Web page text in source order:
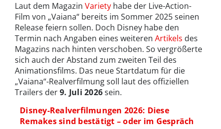
Laut dem Magazin Variety habe der Live-Action-
Film von „Vaiana“ bereits im Sommer 2025 seinen
Release feiern sollen. Doch Disney habe den
Termin nach Angaben eines weiteren Artikels des
Magazins nach hinten verschoben. So vergrößerte
sich auch der Abstand zum zweiten Teil des
Animationsfilms. Das neue Startdatum für die
„Vaiana“-Realverfilmung soll laut des offiziellen
Trailers der9. Juli 2026sein.
Disney-Realverfilmungen 2026: Diese
Remakes sind bestätigt – oder im Gespräch